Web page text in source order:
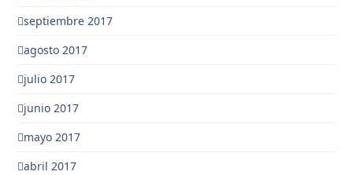
septiembre 2017
agosto 2017
julio 2017
junio 2017
mayo 2017
abril 2017